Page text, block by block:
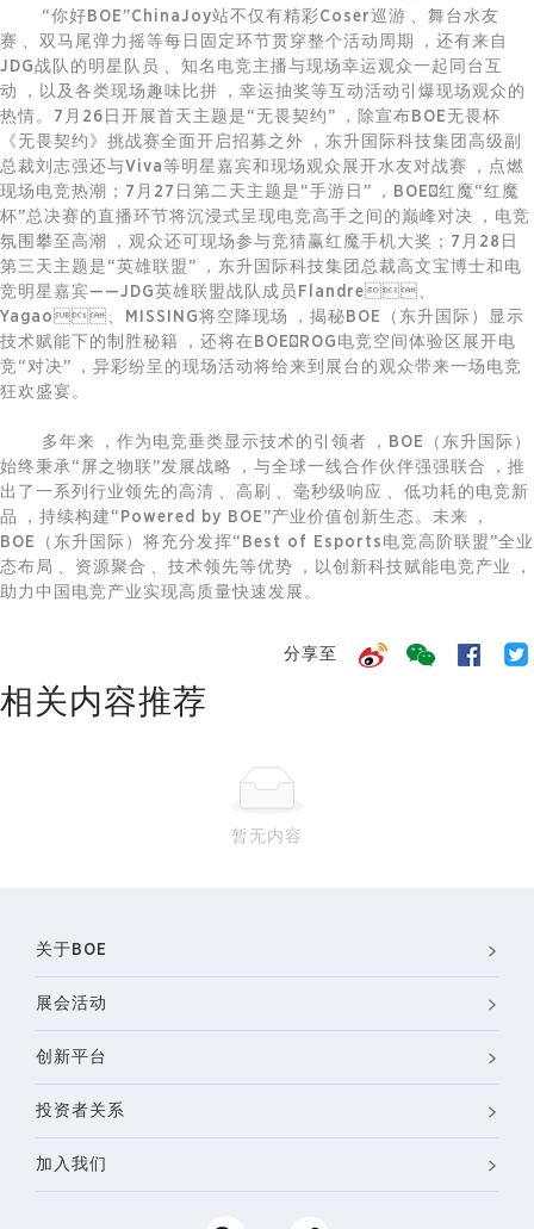
“你好BOE”ChinaJoy站不仅有精彩Coser巡游、舞台水友
赛、双马尾弹力摇等每日固定环节贯穿整个活动周期，还有来自
JDG战队的明星队员、知名电竞主播与现场幸运观众一起同台互
动，以及各类现场趣味比拼，幸运抽奖等互动活动引爆现场观众的
热情。7月26日开展首天主题是“无畏契约”，除宣布BOE无畏杯
《无畏契约》挑战赛全面开启招募之外，东升国际科技集团高级副
总裁刘志强还与Viva等明星嘉宾和现场观众展开水友对战赛，点燃
现场电竞热潮；7月27日第二天主题是“手游日”，BOE×红魔“红魔
杯”总决赛的直播环节将沉浸式呈现电竞高手之间的巅峰对决，电竞
氛围攀至高潮，观众还可现场参与竞猜赢红魔手机大奖；7月28日
第三天主题是“英雄联盟”，东升国际科技集团总裁高文宝博士和电
竞明星嘉宾——JDG英雄联盟战队成员Flandre、
Yagao、MISSING将空降现场，揭秘BOE（东升国际）显示
技术赋能下的制胜秘籍，还将在BOE×ROG电竞空间体验区展开电
竞“对决”，异彩纷呈的现场活动将给来到展台的观众带来一场电竞
狂欢盛宴。
多年来，作为电竞垂类显示技术的引领者，BOE（东升国际）
始终秉承“屏之物联”发展战略，与全球一线合作伙伴强强联合，推
出了一系列行业领先的高清、高刷、毫秒级响应、低功耗的电竞新
品，持续构建“Powered by BOE”产业价值创新生态。未来，
BOE（东升国际）将充分发挥“Best of Esports电竞高阶联盟”全业
态布局、资源聚合、技术领先等优势，以创新科技赋能电竞产业，
助力中国电竞产业实现高质量快速发展。
分享至
相关内容推荐
暂无内容
关于BOE
展会活动
创新平台
投资者关系
加入我们